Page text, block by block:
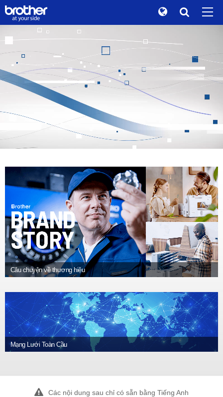
de Deutsch
en English
Español
fr
it
pt Português
Русский
th ไทย
vi Tiếng Việt
Tìm Kiếm
Global
Câu chuyện về thương hiệu
Tính bền vững
Quan Hệ với Nhà Đầu Tư
Thông Tin về Tập Đoàn
Bảo tàng Brother
Sản Phẩm / Hỗ Trợ
TOP
Câu chuyện về thương hiệu
Mạng Lưới Toàn Cầu
Các nội dung sau chỉ có sẵn bằng Tiếng Anh